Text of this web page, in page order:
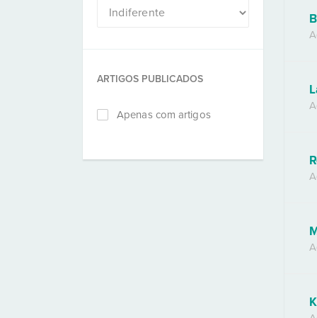
ARTIGOS PUBLICADOS
Apenas com artigos